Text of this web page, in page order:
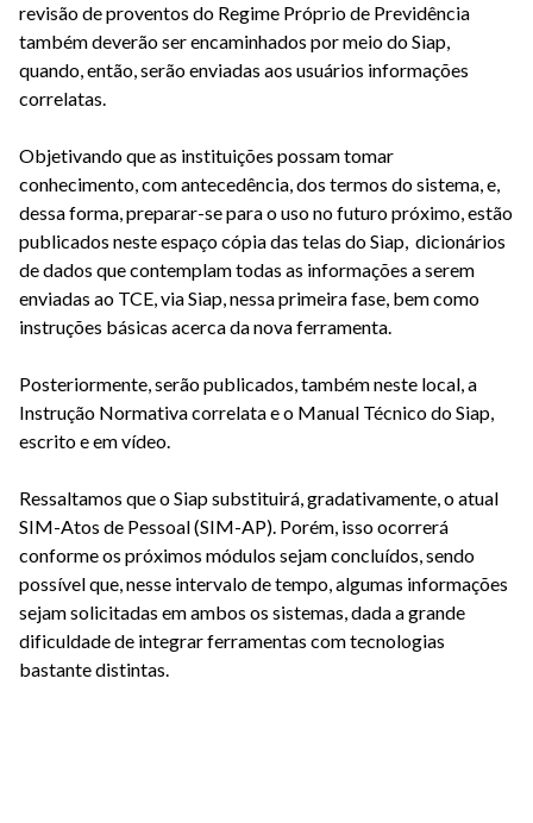
revisão de proventos do Regime Próprio de Previdência
também deverão ser encaminhados por meio do Siap,
quando, então, serão enviadas aos usuários informações
correlatas.
Objetivando que as instituições possam tomar
conhecimento, com antecedência, dos termos do sistema, e,
dessa forma, preparar-se para o uso no futuro próximo, estão
publicados neste espaço cópia das telas do Siap, dicionários
de dados que contemplam todas as informações a serem
enviadas ao TCE, via Siap, nessa primeira fase, bem como
instruções básicas acerca da nova ferramenta.
Posteriormente, serão publicados, também neste local, a
Instrução Normativa correlata e o Manual Técnico do Siap,
escrito e em vídeo.
Ressaltamos que o Siap substituirá, gradativamente, o atual
SIM-Atos de Pessoal (SIM-AP). Porém, isso ocorrerá
conforme os próximos módulos sejam concluídos, sendo
possível que, nesse intervalo de tempo, algumas informações
sejam solicitadas em ambos os sistemas, dada a grande
dificuldade de integrar ferramentas com tecnologias
bastante distintas.